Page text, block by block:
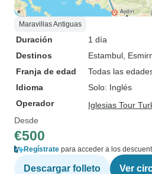
Maravillas Antiguas
Duración
1 día
Destinos
Estambul ,
Franja de edad
Todas las
Idioma
Solo: Inglés
Operador
Iglesias Tour
Desde
€500
Regístrate para acceder a los
Descargar folleto Ver